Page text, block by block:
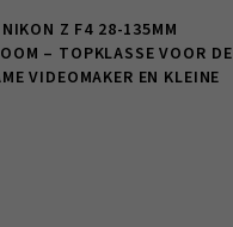
NIKON Z F4 28-135MM
– TOPKLASSE VOOR DE
VIDEOMAKER EN KLEINE